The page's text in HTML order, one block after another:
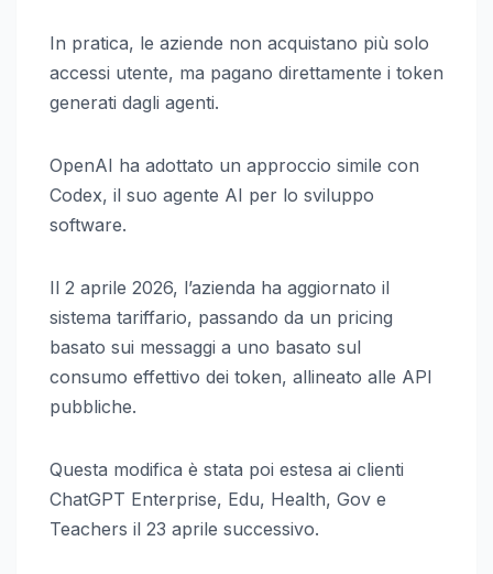
In pratica, le aziende non acquistano più solo
accessi utente, ma pagano direttamente i token
generati dagli agenti.
OpenAI ha adottato un approccio simile con
Codex, il suo agente AI per lo sviluppo
software.
Il 2 aprile 2026, l’azienda ha aggiornato il
sistema tariffario, passando da un pricing
basato sui messaggi a uno basato sul
consumo effettivo dei token, allineato alle API
pubbliche.
Questa modifica è stata poi estesa ai clienti
ChatGPT Enterprise, Edu, Health, Gov e
Teachers il 23 aprile successivo.